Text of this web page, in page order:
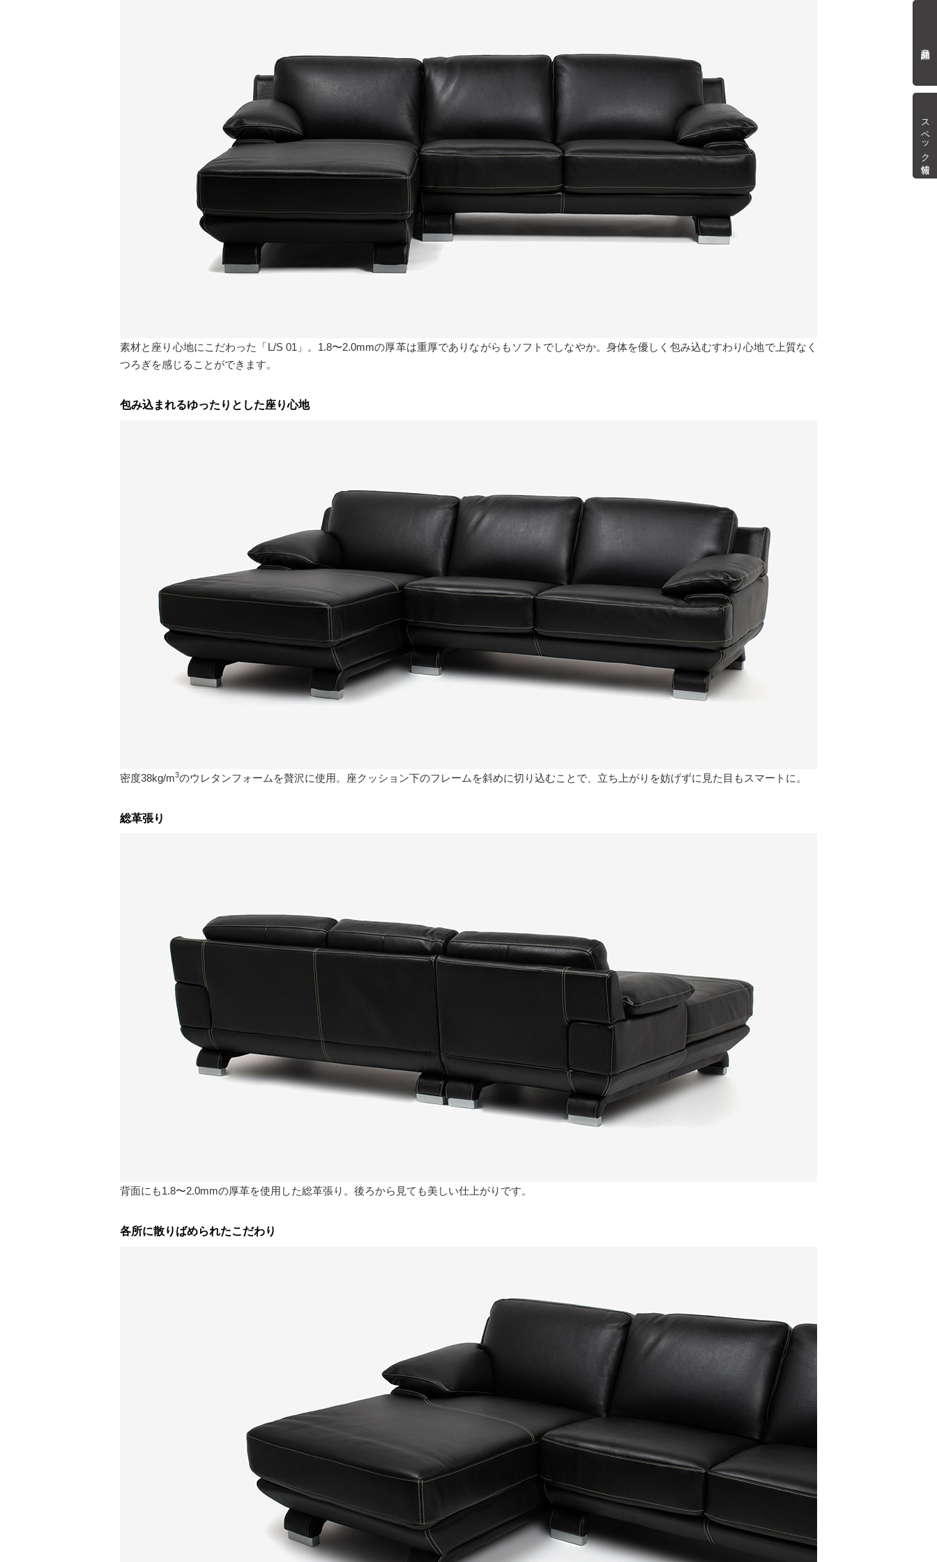
スペック情報
素材と座り心地にこだわった「L/S 01」。1.8〜2.0mmの厚革は重厚でありながらもソフトでしなやか。身体を優しく包み込むすわり心地で上質なく
つろぎを感じることができます。
包み込まれるゆったりとした座り心地
密度38kg/m3のウレタンフォームを贅沢に使用。座クッション下のフレームを斜めに切り込むことで、立ち上がりを妨げずに見た目もスマートに。
総革張り
背面にも1.8〜2.0mmの厚革を使用した総革張り。後ろから見ても美しい仕上がりです。
各所に散りばめられたこだわり